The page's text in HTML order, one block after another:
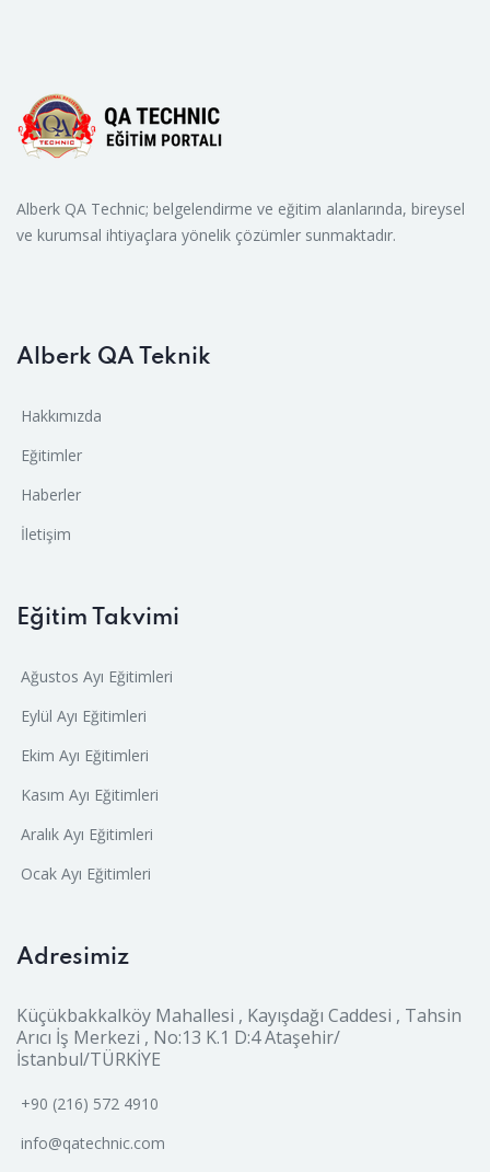
Alberk QA Technic; belgelendirme ve eğitim alanlarında, bireysel
ve kurumsal ihtiyaçlara yönelik çözümler sunmaktadır.
Alberk QA Teknik
Hakkımızda
Eğitimler
Haberler
İletişim
Eğitim Takvimi
Ağustos Ayı Eğitimleri
Eylül Ayı Eğitimleri
Ekim Ayı Eğitimleri
Kasım Ayı Eğitimleri
Aralık Ayı Eğitimleri
Ocak Ayı Eğitimleri
Adresimiz
Küçükbakkalköy Mahallesi , Kayışdağı Caddesi , Tahsin
Arıcı İş Merkezi , No:13 K.1 D:4 Ataşehir/
İstanbul/TÜRKİYE
+90 (216) 572 4910
info@qatechnic.com